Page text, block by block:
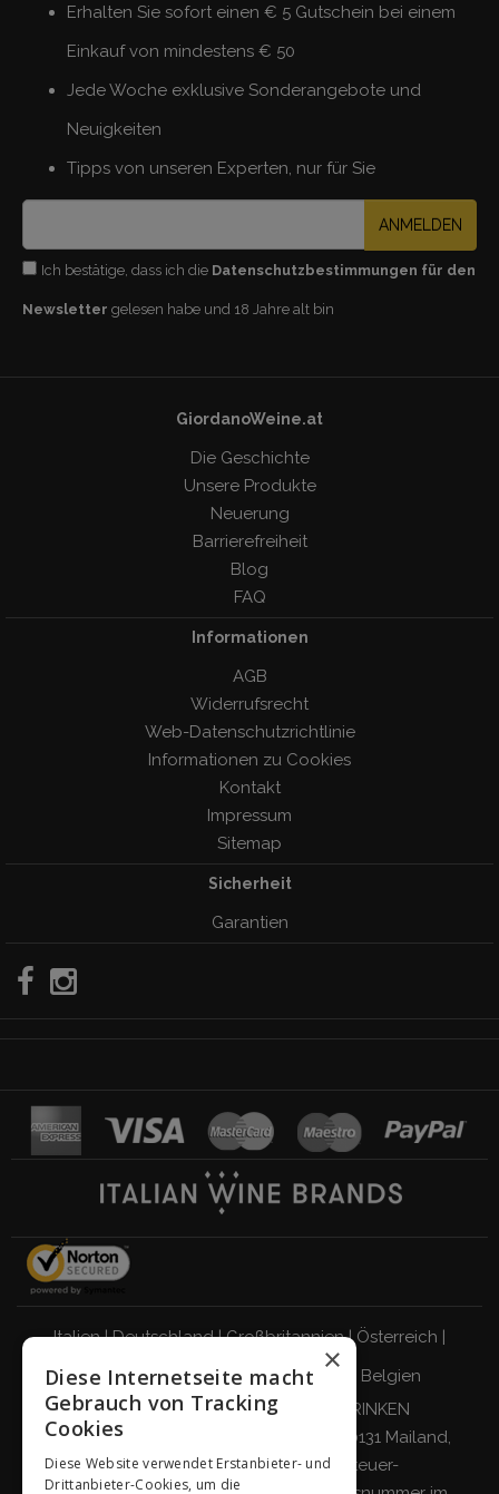
Erhalten Sie sofort einen € 5 Gutschein bei einem
Einkauf von mindestens € 50
Jede Woche exklusive Sonderangebote und
Neuigkeiten
Tipps von unseren Experten, nur für Sie
ANMELDEN
Ich bestätige, dass ich die Datenschutzbestimmungen für den
Newsletter gelesen habe und 18 Jahre alt bin
GiordanoWeine.at
Die Geschichte
Unsere Produkte
Neuerung
Barrierefreiheit
Blog
FAQ
Informationen
AGB
Widerrufsrecht
Web-Datenschutzrichtlinie
Informationen zu Cookies
Kontakt
Impressum
Sitemap
Sicherheit
Garantien
Italien|Deutschland|Großbritannien|Österreich |
Schweiz|Niederlande|Frankreich
Belgien
VERANTWORTUNGSBEWUSST TRINKEN
Giordano Vini S.p.A. Viale Abruzzi 94, 20131 Mailand,
Italien - Steuernummer, Umsatzsteuer-
×
Diese Internetseite macht
Gebrauch von Tracking
Cookies
Diese Website verwendet Erstanbieter- und
Drittanbieter-Cookies, um die